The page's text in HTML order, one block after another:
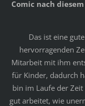
Comic nach
Das ist eine
hervorragenden
Mitarbeit mit ihm
für Kinder, dadurch
bin im Laufe der
gut arbeitet, wie